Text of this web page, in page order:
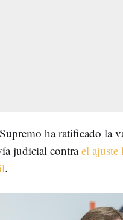
ha ratificado la
judicial contrael ajuste
.